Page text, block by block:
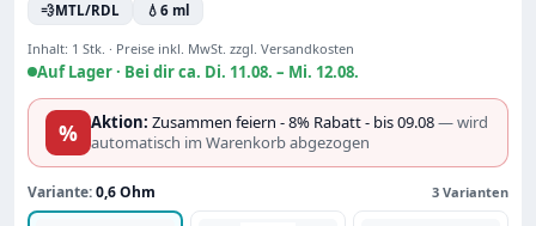
💨MTL/RDL 💧 6 ml
Inhalt: 1 Stk. · Preise inkl. MwSt. zzgl. Versandkosten
Auf Lager · Bei dir ca. Di. 11.08. – Mi. 12.08.
% Aktion: Zusammen feiern - 8% Rabatt - bis 09.08— wird
automatisch im Warenkorb abgezogen
Variante:0,6 Ohm 3 Varianten